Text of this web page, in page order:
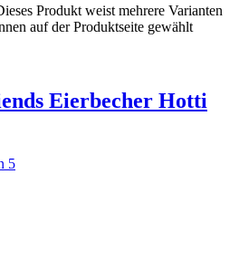
Produkt weist mehrere Varianten
auf der Produktseite gewählt
Eierbecher Hotti
5